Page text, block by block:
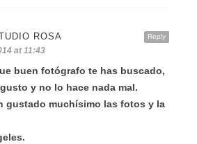
Reply
ROSA
at 11:43
buen fotógrafo te has buscado,
y no lo hace nada mal.
gustado muchísimo las fotos y la